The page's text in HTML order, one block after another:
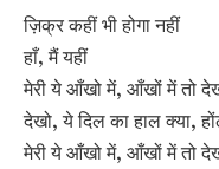
ज़िक्र कहीं भी होगा नहीं
हाँ, मैं यहीं
मेरी ये आँखो में, आँखों में तो
देखो, ये दिल का हाल क्या,
मेरी ये आँखो में, आँखों में तो